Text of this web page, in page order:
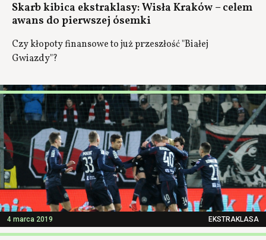
Skarb kibica ekstraklasy: Wisła Kraków – celem
awans do pierwszej ósemki
Czy kłopoty finansowe to już przeszłość "Białej
Gwiazdy"?
4 marca 2019 EKSTRAKLASA